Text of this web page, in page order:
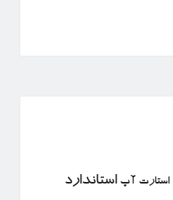
استارت آپ استاندارد